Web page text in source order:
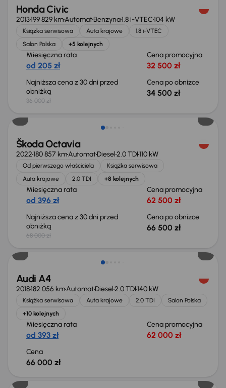
Honda Civic
2013199 829 kmAutomatBenzyna1.8 i-VTEC104 kW
Książka serwisowa Auta krajowe
1.8 i-VTEC
Salon Polska
+5 kolejnych
Miesięczna rata
od 205 zł
Cena promocyjna
32 500 zł
Najniższa cena z 30 dni przed
obniżką
36 000 zł
Cena po obniżce
34 500 zł
Świeżo skupione
Škoda Octavia
2022180 857 kmAutomatDiesel2.0 TDI110 kW
Od pierwszego właściciela
Książka serwisowa
Auta krajowe
2.0 TDI +8 kolejnych
Miesięczna rata
od 396 zł
Cena promocyjna
62 500 zł
Najniższa cena z 30 dni przed
obniżką
68 000 zł
Cena po obniżce
66 500 zł
Audi A4
2018182 056 kmAutomatDiesel2.0 TDI140 kW
Książka serwisowa Auta krajowe 2.0 TDI
Salon Polska
+10 kolejnych
Miesięczna rata
od 393 zł
Cena promocyjna
62 000 zł
Cena
66 000 zł